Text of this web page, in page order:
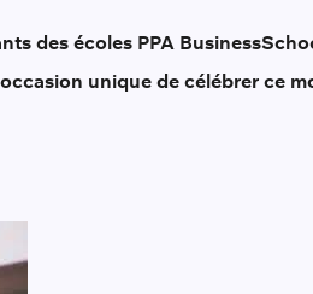
des écoles PPA Business
unique de célébrer ce